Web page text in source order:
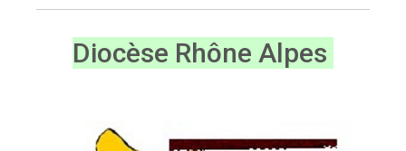
Diocèse Rhône Alpes